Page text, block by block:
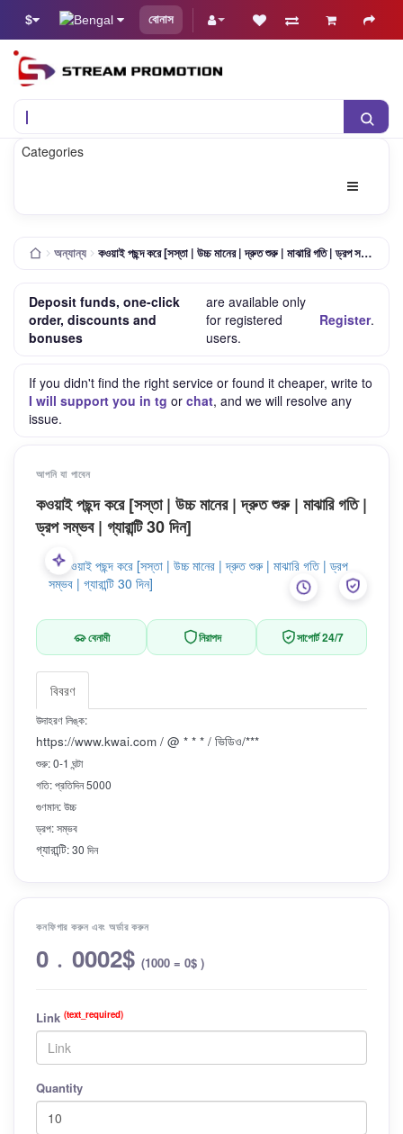
$ বোনাস
Categories
অন্যান্য কওয়াই পছন্দ করে [সস্তা | উচ্চ মানের | দ্রুত শুরু | মাঝারি গতি | ড্রপ সম্ভব | গ্যারান্টি 30 দিন]
Deposit funds, one-click
order, discounts and
bonuses
are available only
for registered
users.
Register.
If you didn't find the right service or found it cheaper, write to
I will support you in tg or chat, and we will resolve any
issue.
আপনি যা পাবেন
কওয়াই পছন্দ করে [সস্তা | উচ্চ মানের | দ্রুত শুরু | মাঝারি গতি |
ড্রপ সম্ভব | গ্যারান্টি 30 দিন]
বেনামী নিরাপদ সাপোর্ট 24/7
বিবরণ
উদাহরণ লিঙ্ক:
https://www.kwai.com / @ * * * / ভিডিও/***
শুরু: 0-1 ঘন্টা
গতি: প্রতিদিন 5000
গুণমান: উচ্চ
ড্রপ: সম্ভব
গ্যারান্টি: 30 দিন
কনফিগার করুন এবং অর্ডার করুন
0﹒0002$ (1000 = 0$ )
Link (text_required)
Quantity